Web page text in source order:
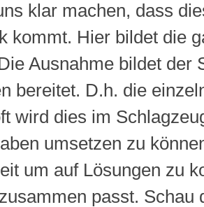
klar machen, dass
kommt. Hier bildet die
Ausnahme bildet der
bereitet. D.h. die
wird dies im
umsetzen zu
um auf Lösungen zu
passt.